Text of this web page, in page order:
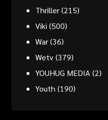
Thriller(215)
Viki (500)
War(36)
Wetv(379)
YOUHUG MEDIA (2)
Youth (190)